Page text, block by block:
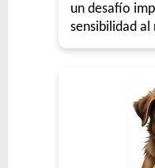
un desafío
sensibilidad al